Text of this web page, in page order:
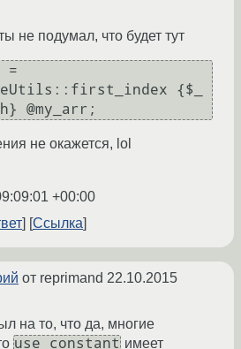
не подумал, что будет тут
=
{$_
@my_arr;
не окажется, lol
+00:00
Ссылка
от reprimand 22.10.2015
на то, что да, многие
use constant имеет